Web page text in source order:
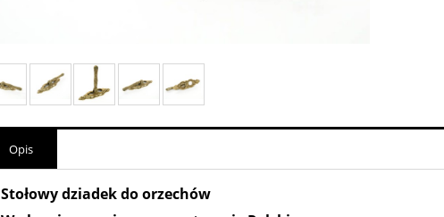
Opis
Stołowy dziadek do orzechów